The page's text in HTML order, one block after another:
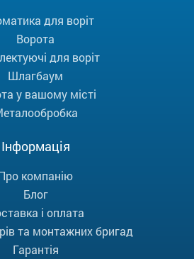
для воріт
Ворота
для воріт
Шлагбаум
у вашому місті
Інформація
компанію
Блог
і оплата
та монтажних бригад
Гарантія